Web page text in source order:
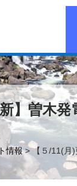
】曽木発
情報> 【５/11(月)